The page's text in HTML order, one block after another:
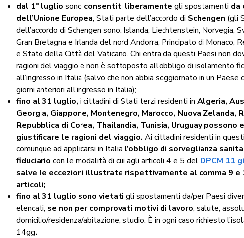
dal 1° luglio sono consentiti liberamente gli spostamenti da
dell’Unione Europea, Stati parte dell’accordo di Schengen (gli
dell’accordo di Schengen sono: Islanda, Liechtenstein, Norvegia,
Gran Bretagna e Irlanda del nord Andorra, Principato di Monaco,
e Stato della Città del Vaticano. Chi entra da questi Paesi non
ragioni del viaggio e non è sottoposto all’obbligo di isolamento
all’ingresso in Italia (salvo che non abbia soggiornato in un
giorni anteriori all’ingresso in Italia);
fino al 31 luglio, i cittadini di Stati terzi residenti in Algeria,
Georgia, Giappone, Montenegro, Marocco, Nuova Zelanda,
Repubblica di Corea, Thailandia, Tunisia, Uruguay possono
giustificare le ragioni del viaggio. Ai cittadini residenti in
comunque ad applicarsi in Italia l’obbligo di sorveglianza
fiduciario con le modalità di cui agli articoli 4 e 5 del DPCM 11
salve le eccezioni illustrate rispettivamente al comma 9 e
articoli;
fino al 31 luglio sono vietati gli spostamenti da/per Paesi
elencati, se non per comprovati motivi di lavoro, salute,
domicilio/residenza/abitazione, studio. È in ogni caso richiesto
14gg.